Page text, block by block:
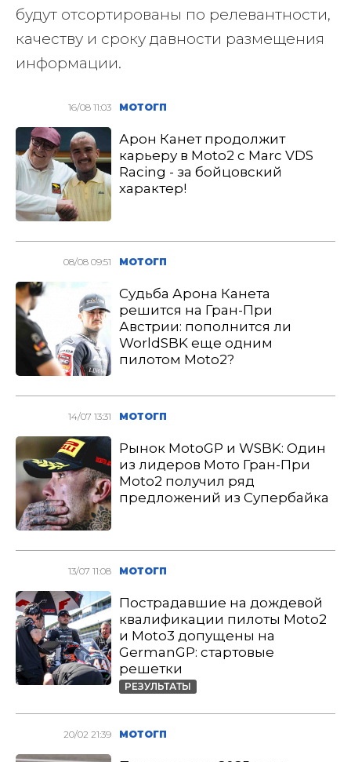
будут отсортированы по релевантности,
качеству и сроку давности размещения
информации.
16/08 11:03 МОТОГП
Арон Канет продолжит
карьеру в Moto2 с Marc VDS
Racing - за бойцовский
характер!
08/08 09:51 МОТОГП
Судьба Арона Канета
решится на Гран-При
Австрии: пополнится ли
WorldSBK еще одним
пилотом Moto2?
14/07 13:31 МОТОГП
Рынок MotoGP и WSBK: Один
из лидеров Мото Гран-При
Moto2 получил ряд
предложений из Супербайка
13/07 11:08 МОТОГП
Пострадавшие на дождевой
квалификации пилоты Moto2
и Moto3 допущены на
GermanGP: стартовые
решетки
РЕЗУЛЬТАТЫ
20/02 21:39 МОТОГП